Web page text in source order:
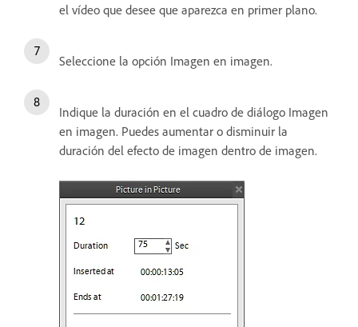
el vídeo que desee que aparezca en primer plano.
Seleccione la opción Imagen en imagen.
Indique la duración en el cuadro de diálogo Imagen
en imagen. Puedes aumentar o disminuir la
duración del efecto de imagen dentro de imagen.